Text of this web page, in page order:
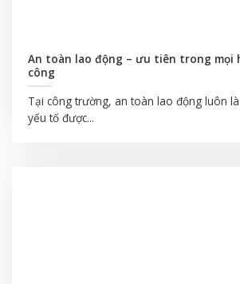
An toàn lao động – ưu tiên trong mọi
công
Tại công trường, an toàn lao động luôn
yếu tố được...